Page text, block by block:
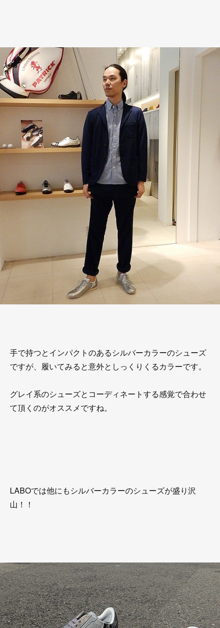
手で持つとインパクトのあるシルバーカラーのシューズ
ですが、履いてみると意外としっくりくるカラーです。
グレイ系のシューズとコーディネートする感覚で合わせ
て頂くのがオススメですね。
LABOでは他にもシルバーカラーのシューズが盛り沢
山！！